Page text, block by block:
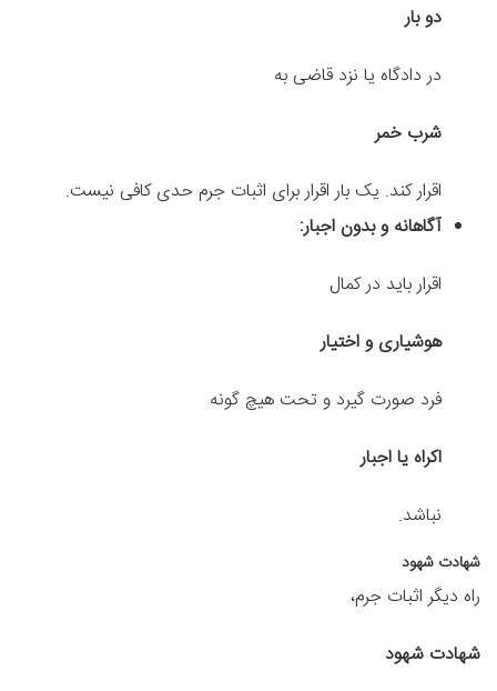
دو بار
در دادگاه یا نزد قاضی به
شرب خمر
اقرار کند. یک بار اقرار برای اثبات جرم حدی کافی نیست.
آگاهانه و بدون اجبار:
اقرار باید در کمال
هوشیاری و اختیار
فرد صورت گیرد و تحت هیچ گونه
اکراه یا اجبار
نباشد.
شهادت شهود
راه دیگر اثبات جرم،
شهادت شهود